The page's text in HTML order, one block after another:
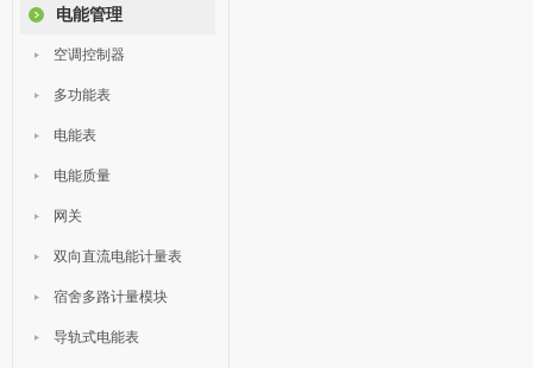
电能管理
空调控制器
多功能表
电能表
电能质量
网关
双向直流电能计量表
宿舍多路计量模块
导轨式电能表